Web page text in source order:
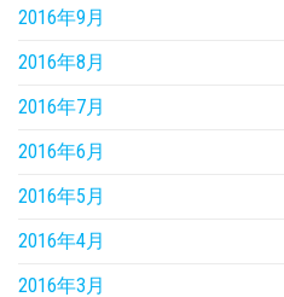
2016年9月
2016年8月
2016年7月
2016年6月
2016年5月
2016年4月
2016年3月